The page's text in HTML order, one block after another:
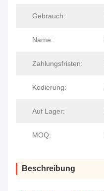
Gebrauch:
Name:
Zahlungsfristen:
Kodierung:
Auf Lager:
MOQ:
Beschreibung